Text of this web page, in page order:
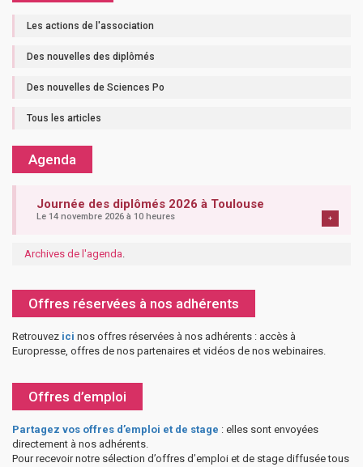
Les actions de l'association
Des nouvelles des diplômés
Des nouvelles de Sciences Po
Tous les articles
Agenda
Journée des diplômés 2026 à Toulouse
Le 14 novembre 2026 à 10 heures +
Archives de l'agenda.
Offres réservées à nos adhérents
Retrouvez ici nos offres réservées à nos adhérents : accès à
Europresse, offres de nos partenaires et vidéos de nos webinaires.
Offres d’emploi
Partagez vos offres d’emploi et de stage : elles sont envoyées
directement à nos adhérents.
Pour recevoir notre sélection d’offres d’emploi et de stage diffusée tous